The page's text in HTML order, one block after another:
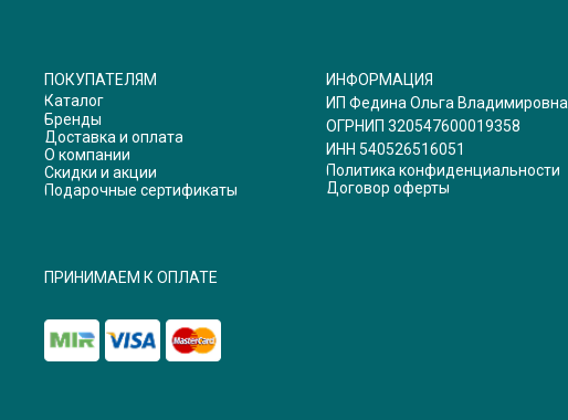
ПОКУПАТЕЛЯМ
Каталог
Бренды
Доставка и оплата
О компании
Скидки и акции
Подарочные сертификаты
ИНФОРМАЦИЯ
ИП Федина Ольга Владимировна
ОГРНИП 320547600019358
ИНН 540526516051
Политика конфиденциальности
Договор оферты
ПРИНИМАЕМ К ОПЛАТЕ